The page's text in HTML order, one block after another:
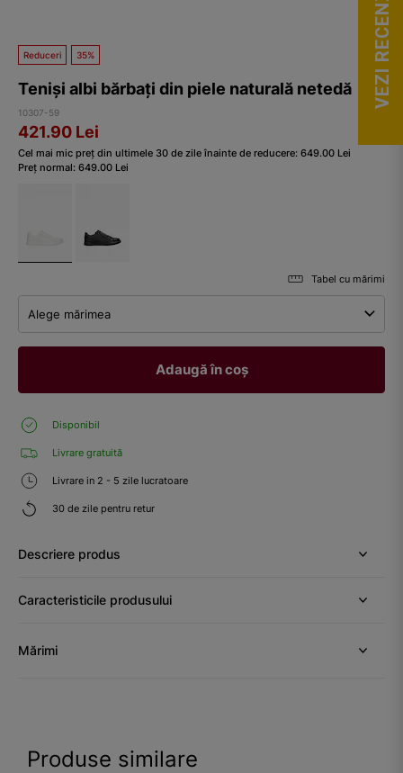
Reduceri 35%
Teniși albi bărbați din piele naturală netedă
10307-59
421.90 Lei
Cel mai mic preț din ultimele 30 de zile înainte de reducere: 649.00 Lei
Preț normal: 649.00 Lei
Tabel cu mărimi
Alege mărimea
Adaugă în coș
Disponibil
Livrare gratuită
Livrare in 2 - 5 zile lucratoare
30 de zile pentru retur
Descriere produs
Caracteristicile produsului
Mărimi
Produse similare
VEZI RECENZII